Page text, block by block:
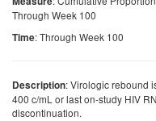
Through Week 100
Time: Through Week 100
Description: Virologic rebound
400 c/mL or last on-study HIV
discontinuation.